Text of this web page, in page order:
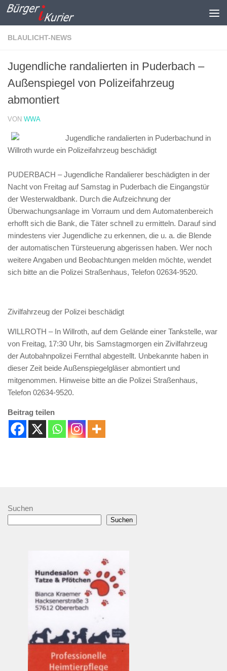
Zum Inhalt springen
BLAULICHT-NEWS
Jugendliche randalierten in Puderbach –
Außenspiegel von Polizeifahrzeug
abmontiert
VON WWA
Jugendliche randalierten in Puderbachund in
Willroth wurde ein Polizeifahrzeug beschädigt
PUDERBACH – Jugendliche Randalierer beschädigten in der
Nacht von Freitag auf Samstag in Puderbach die Eingangstür
der Westerwaldbank. Durch die Aufzeichnung der
Überwachungsanlage im Vorraum und dem Automatenbereich
erhofft sich die Bank, die Täter schnell zu ermitteln. Darauf sind
mindestens vier Jugendliche zu erkennen, die u. a. die Blende
der automatischen Türsteuerung abgerissen haben. Wer noch
weitere Angaben und Beobachtungen melden möchte, wendet
sich bitte an die Polizei Straßenhaus, Telefon 02634-9520.
Zivilfahrzeug der Polizei beschädigt
WILLROTH – In Willroth, auf dem Gelände einer Tankstelle, war
von Freitag, 17:30 Uhr, bis Samstagmorgen ein Zivilfahrzeug
der Autobahnpolizei Fernthal abgestellt. Unbekannte haben in
dieser Zeit beide Außenspiegelgläser abmontiert und
mitgenommen. Hinweise bitte an die Polizei Straßenhaus,
Telefon 02634-9520.
Beitrag teilen
Suchen
Suchen